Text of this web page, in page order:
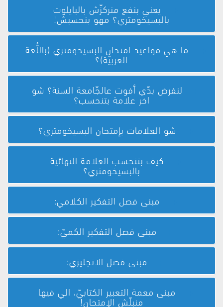
يعني بنفع منركزّش بالبايلوت
بالبسيخومتري؟ مهو بنحسبش!
ما هي مواعيد امتحان البسيخومتري (باللُّغة
العربيَّة)؟
لنفرض بدّي أفوت عالجّامعة السنة؟ شو
اخر علامة بتنحسب؟
شو العلامات بإمتحان البسيخومتري؟
كيف بتنحسب العلامة النهائية
بالبسيخومتري؟
مبنى فصل التفكير الكلامي:
مبنى فصل التفكير الكميّ:
مبنى فصل الانجليزي:
مبنى معمة التعبير الكتابيّ، الي فيها
منبلّش الإمتحان!